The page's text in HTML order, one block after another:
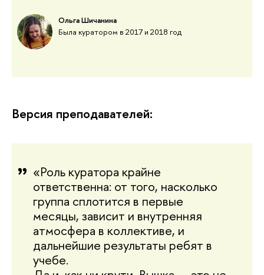
Ольга Шичанина
Была куратором в 2017 и 2018 год
Версия преподавателей:
«Роль куратора крайне
ответственна: от того, насколько
группа сплотится в первые
месяцы, зависит и внутренняя
атмосфера в коллективе, и
дальнейшие результаты ребят в
учебе.